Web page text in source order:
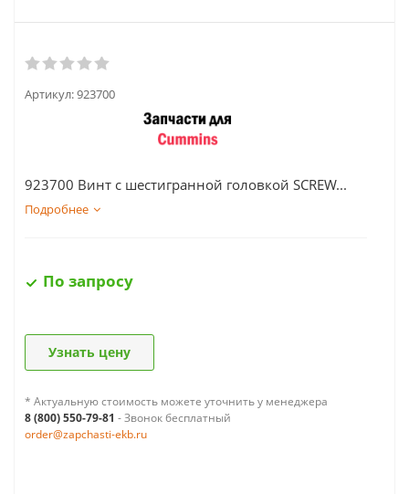
Артикул:923700
923700 Винт с шестигранной головкой SCREW...
Подробнее
По запросу
Узнать цену
* Актуальную стоимость можете уточнить у менеджера
8 (800) 550-79-81 - Звонок бесплатный
order@zapchasti-ekb.ru